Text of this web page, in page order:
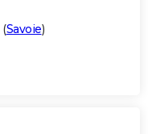
(Savoie)